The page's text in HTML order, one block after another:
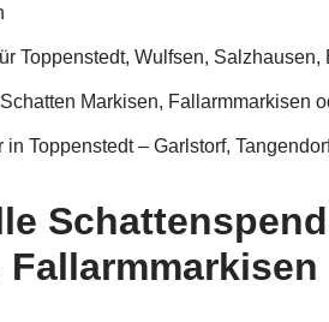
Toppenstedt, Wulfsen,
Markisen, Fallarmmarkisen
in Toppenstedt – Garlstorf,